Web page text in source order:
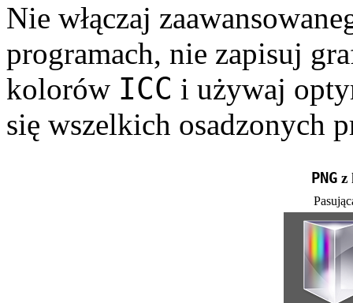
Nie włączaj
programach, nie zapisuj
kolorów ICC i używaj
się wszelkich osadzonych
PNG z